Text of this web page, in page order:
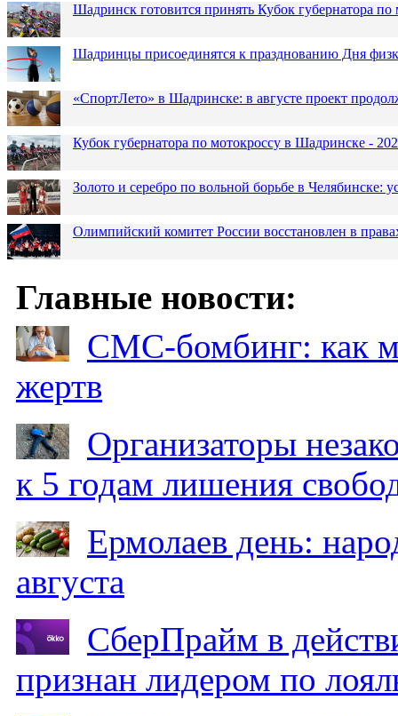
Шадринск готовится принять Кубок губернатора по
Шадринцы присоединятся к празднованию Дня
«СпортЛето» в Шадринске: в августе проект
Кубок губернатора по мотокроссу в Шадринске -
Золото и серебро по вольной борьбе в Челябинске:
Олимпийский комитет России восстановлен в
Главные новости:
СМС-бомбинг: как
жертв
Организаторы
к 5 годам лишения
Ермолаев день:
августа
СберПрайм в
признан лидером по